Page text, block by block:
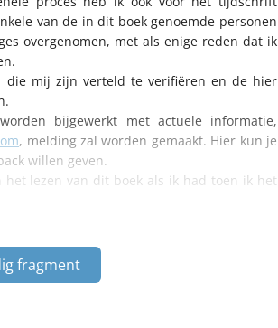
van de in dit boek genoemde personen
overgenomen, met als enige reden dat ik
die mij zijn verteld te verifiëren en de hier
bijgewerkt met actuele informatie,
, melding zal worden gemaakt. Hier kun je
willen geven.
lezen van dit boek als ik had toen ik het
fragment